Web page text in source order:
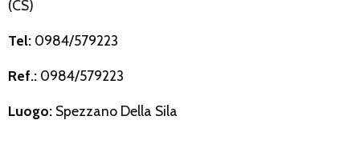
(CS)
Tel: 0984/579223
Ref.: 0984/579223
Luogo: Spezzano Della Sila